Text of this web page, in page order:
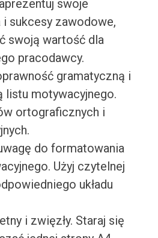
swoje
sukcesy zawodowe,
swoją wartość dla
pracodawcy.
gramatyczną i
listu motywacyjnego.
ortograficznych i
do formatowania
Użyj czytelnej
układu
i zwięzły. Staraj się